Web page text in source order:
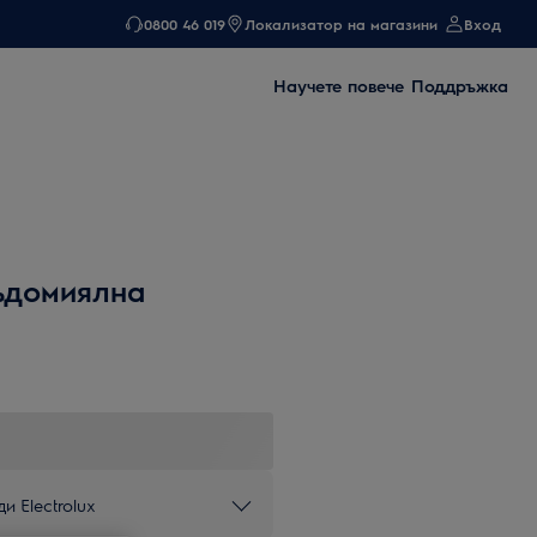
0800 46 019 Локализатор на магазини Вход
Научете повече Поддръжка
Electrolux